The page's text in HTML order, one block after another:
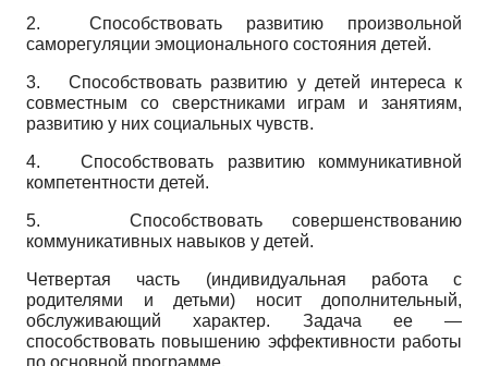
2. Способствовать развитию произвольной
саморегуляции эмоционального состояния детей.
3. Способствовать развитию у детей интереса к
совместным со сверстниками играм и занятиям,
развитию у них социальных чувств.
4.Способствовать развитию коммуникативной
компетентности детей.
5. Способствовать совершенствованию
коммуникативных навыков у детей.
Четвертая часть (индивидуальная работа с
родителями и детьми) носит дополнительный,
обслуживающий характер. Задача ее —
способствовать повышению эффективности работы